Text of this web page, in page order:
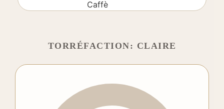
TORRÉFACTION: CLAIRE